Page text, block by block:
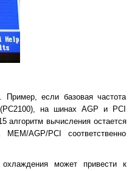
Пример, если базовая частота
на шинах AGP и PCI
алгоритм вычисления остается
AGP/PCI соответственно
охлаждения может привести к